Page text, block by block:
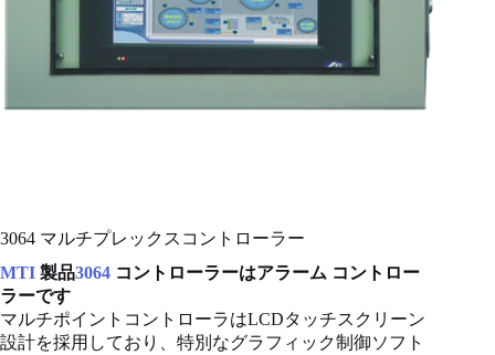
3064 マルチプレックスコントローラー
MTI 製品3064 コントローラーはアラーム コントロー
ラーです
マルチポイントコントローラはLCDタッチスクリーン
設計を採用しており、特別なグラフィック制御ソフト